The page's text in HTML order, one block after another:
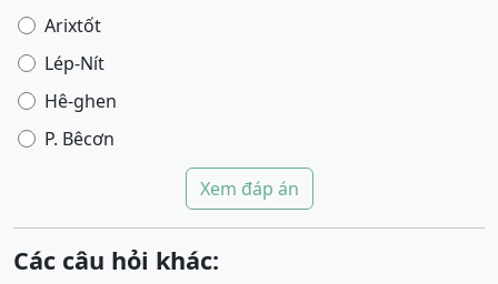
Arixtốt
Lép-Nít
Hê-ghen
P. Bêcơn
Xem đáp án
Các câu hỏi khác: